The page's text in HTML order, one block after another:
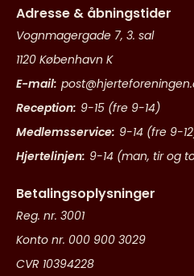
Adresse & åbningstider
Vognmagergade 7, 3. sal
1120 København K
E-mail:
Reception: 9-15 (fre 9-14)
Medlemsservice: 9-14 (fre 9-
Hjertelinjen: 9-14 (man, tir og
Betalingsoplysninger
Reg. nr. 3001
Konto nr. 000 900 3029
CVR 10394228